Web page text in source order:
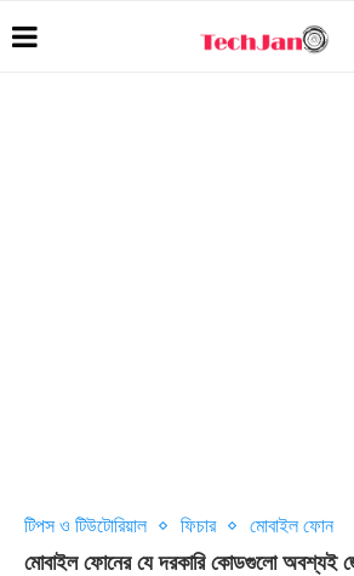
টিপস ও টিউটোরিয়াল ফিচার মোবাইল ফোন
মোবাইল ফোনের যে দরকারি কোডগুলো অবশ্যই